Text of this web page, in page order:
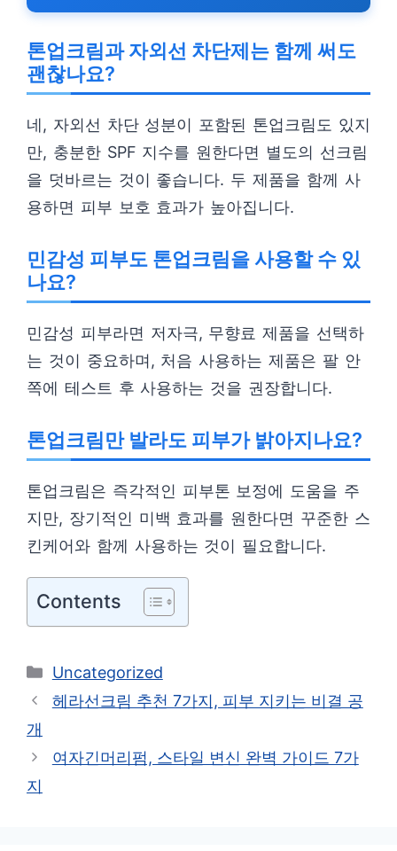
톤업크림과 자외선 차단제는 함께 써도
괜찮나요?
네, 자외선 차단 성분이 포함된 톤업크림도 있지
만, 충분한 SPF 지수를 원한다면 별도의 선크림
을 덧바르는 것이 좋습니다. 두 제품을 함께 사
용하면 피부 보호 효과가 높아집니다.
민감성 피부도 톤업크림을 사용할 수 있
나요?
민감성 피부라면 저자극, 무향료 제품을 선택하
는 것이 중요하며, 처음 사용하는 제품은 팔 안
쪽에 테스트 후 사용하는 것을 권장합니다.
톤업크림만 발라도 피부가 밝아지나요?
톤업크림은 즉각적인 피부톤 보정에 도움을 주
지만, 장기적인 미백 효과를 원한다면 꾸준한 스
킨케어와 함께 사용하는 것이 필요합니다.
Contents
카
테
Uncategorized
헤라선크림 추천 7가지, 피부 지키는 비결 공
개
여자긴머리펌, 스타일 변신 완벽 가이드 7가
지